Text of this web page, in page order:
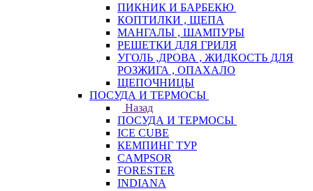
ПИКНИК И БАРБЕКЮ
КОПТИЛКИ , ЩЕПА
МАНГАЛЫ , ШАМПУРЫ
РЕШЕТКИ ДЛЯ ГРИЛЯ
УГОЛЬ ,ДРОВА , ЖИДКОСТЬ ДЛЯ
РОЗЖИГА , ОПАХАЛО
ЩЕПОЧНИЦЫ
ПОСУДА И ТЕРМОСЫ
Назад
ПОСУДА И ТЕРМОСЫ
ICE CUBE
КЕМПИНГ ТУР
CAMPSOR
FORESTER
INDIANA